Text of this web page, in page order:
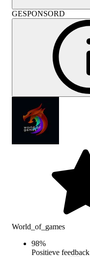
GESPONSORD
World_of_games
98%
Positieve feedback